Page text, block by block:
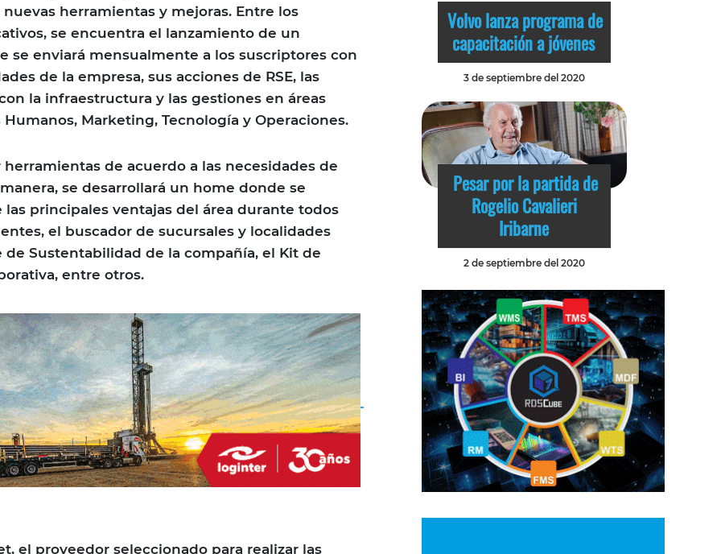
herramientas y mejoras. Entre los
se encuentra el lanzamiento de un
se enviará mensualmente a los suscriptores con
de la empresa, sus acciones de RSE, las
la infraestructura y las gestiones en áreas
Marketing, Tecnología y Operaciones.
de acuerdo a las necesidades de
se desarrollará un home donde se
principales ventajas del área durante todos
el buscador de sucursales y localidades
de Sustentabilidad de la compañía, el Kit de
entre otros.
el proveedor seleccionado para realizar las
Volvo lanza programa de
capacitación a jóvenes
3 de septiembre del 2020
Pesar por la partida de
Rogelio Cavalieri
Iribarne
2 de septiembre del 2020